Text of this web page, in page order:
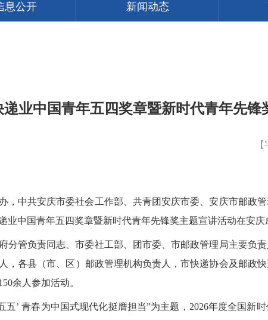
息公开 新闻动态
递业中国青年五四奖章暨新时代青年先
，中共安庆市委社会工作部、共青团安庆市委、安庆市邮政
业中国青年五四奖章暨新时代青年先锋奖主题宣讲活动在安庆
分管负责同志、市委社工部、团市委、市邮政管理局主要负
，各县（市、区）邮政管理机构负责人，市快递协会及邮政
余人参加活动。
五’ 青春为中国式现代化挺膺担当”为主题，2026年度全国新